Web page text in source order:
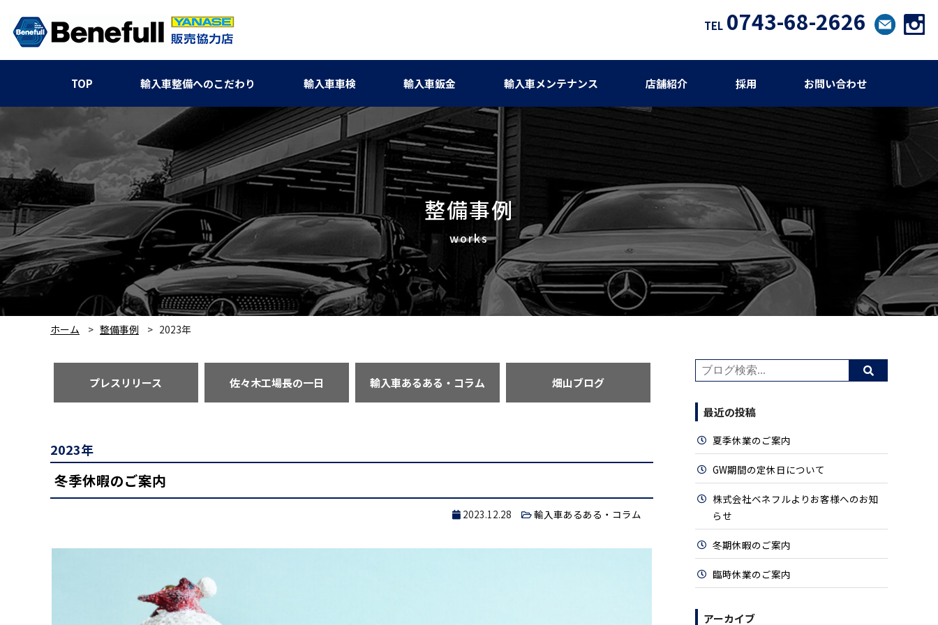
TEL 0743-68-2626
TOP 輸入車整備へのこだわり 輸入車車検 輸入車鈑金 輸入車メンテナンス 店舗紹介 採用 お問い合わせ
整備事例
ホーム 整備事例 2023年
プレスリリース 佐々木工場長の一日 輸入車あるある・コラム 畑山ブログ
2023年
冬季休暇のご案内
2023.12.28 輸入車あるある・コラム
最近の投稿
夏季休業のご案内
GW期間の定休日について
株式会社ベネフルよりお客様へのお知
らせ
冬期休暇のご案内
臨時休業のご案内
アーカイブ